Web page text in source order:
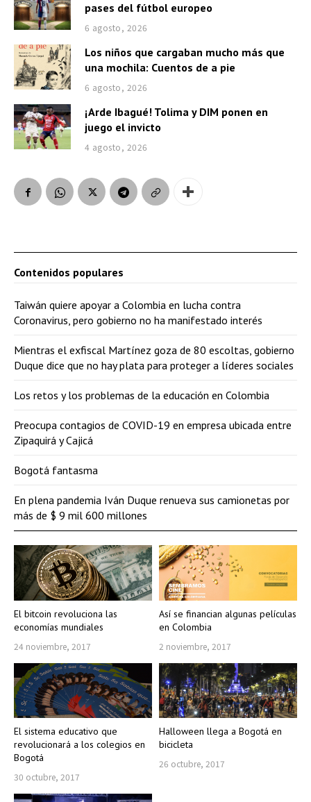
a
d
i
pases del fútbol europeo
6 agosto, 2026
Los niños que cargaban mucho más que
una mochila: Cuentos de a pie
6 agosto, 2026
¡Arde Ibagué! Tolima y DIM ponen en
juego el invicto
4 agosto, 2026
El bitcoin revoluciona las
economías mundiales
24 noviembre, 2017
Así se financian algunas películas
en Colombia
2 noviembre, 2017
El sistema educativo que
revolucionará a los colegios en
Bogotá
30 octubre, 2017
Halloween llega a Bogotá en
bicicleta
26 octubre, 2017
Contenidos populares
Taiwán quiere apoyar a Colombia en lucha contra
Coronavirus, pero gobierno no ha manifestado interés
Mientras el exfiscal Martínez goza de 80 escoltas, gobierno
Duque dice que no hay plata para proteger a líderes sociales
Los retos y los problemas de la educación en Colombia
Preocupa contagios de COVID-19 en empresa ubicada entre
Zipaquirá y Cajicá
Bogotá fantasma
En plena pandemia Iván Duque renueva sus camionetas por
más de $ 9 mil 600 millones